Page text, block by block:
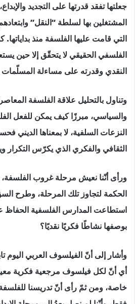
جعلتها تفقد قدرتها على التجديد
المشتغلين بها لسلطة “النقل”
التي قامت عليها الفلسفة منذ بداياتها.
الفلسفي الحقيقي لا يتحقّق إلا حين
النقدي وقدرته على مساءلة المسلّمات
وتناول بالتحليل علاقة الفلسفة
والسياسي، مبرزًا كيف يمكن للفعل
النزعات السلفية، لا بمعناها الديني
الثقافي والفكري الذي يكرّس التكرار
ورأى أنّنا نعيش مرحلة غروب
الحكمة لتجاوز تلك المرحلة، وطرح
استطاعت المدارس الفلسفية الحفاظ
بوصفها نشاطًا فكريًا نقديًا؟
وأشار إلى أنّ الفيلسوف العربي اليوم
أي أنّ لكل فيلسوف مرجعية فكرية
خاصة، ومن ثمّ رأى أنّ تدريسنا